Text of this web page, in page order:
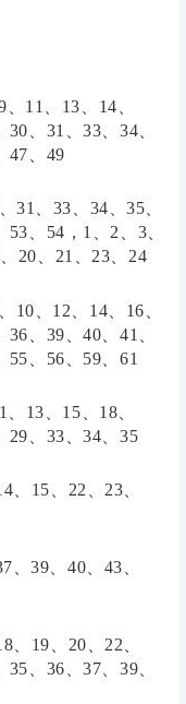
11、13、14、
、31、33、34、
47、49
31、33、34、35、
、54，1、2、3、
20、21、23、24
10、12、14、16、
、39、40、41、
55、56、59、61
13、15、18、
29、33、34、35
、15、22、23、
、39、40、43、
、19、20、22、
、36、37、39、